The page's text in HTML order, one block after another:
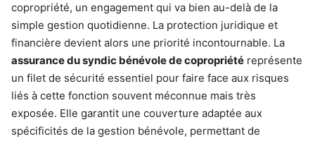
copropriété, un engagement qui va bien au-delà de la
simple gestion quotidienne. La protection juridique et
financière devient alors une priorité incontournable. La
assurance du syndic bénévole de copropriété représente
un filet de sécurité essentiel pour faire face aux risques
liés à cette fonction souvent méconnue mais très
exposée. Elle garantit une couverture adaptée aux
spécificités de la gestion bénévole, permettant de